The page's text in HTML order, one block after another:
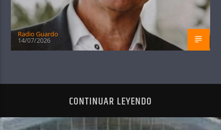
Radio Guardo
14/07/2026
CONTINUAR LEYENDO